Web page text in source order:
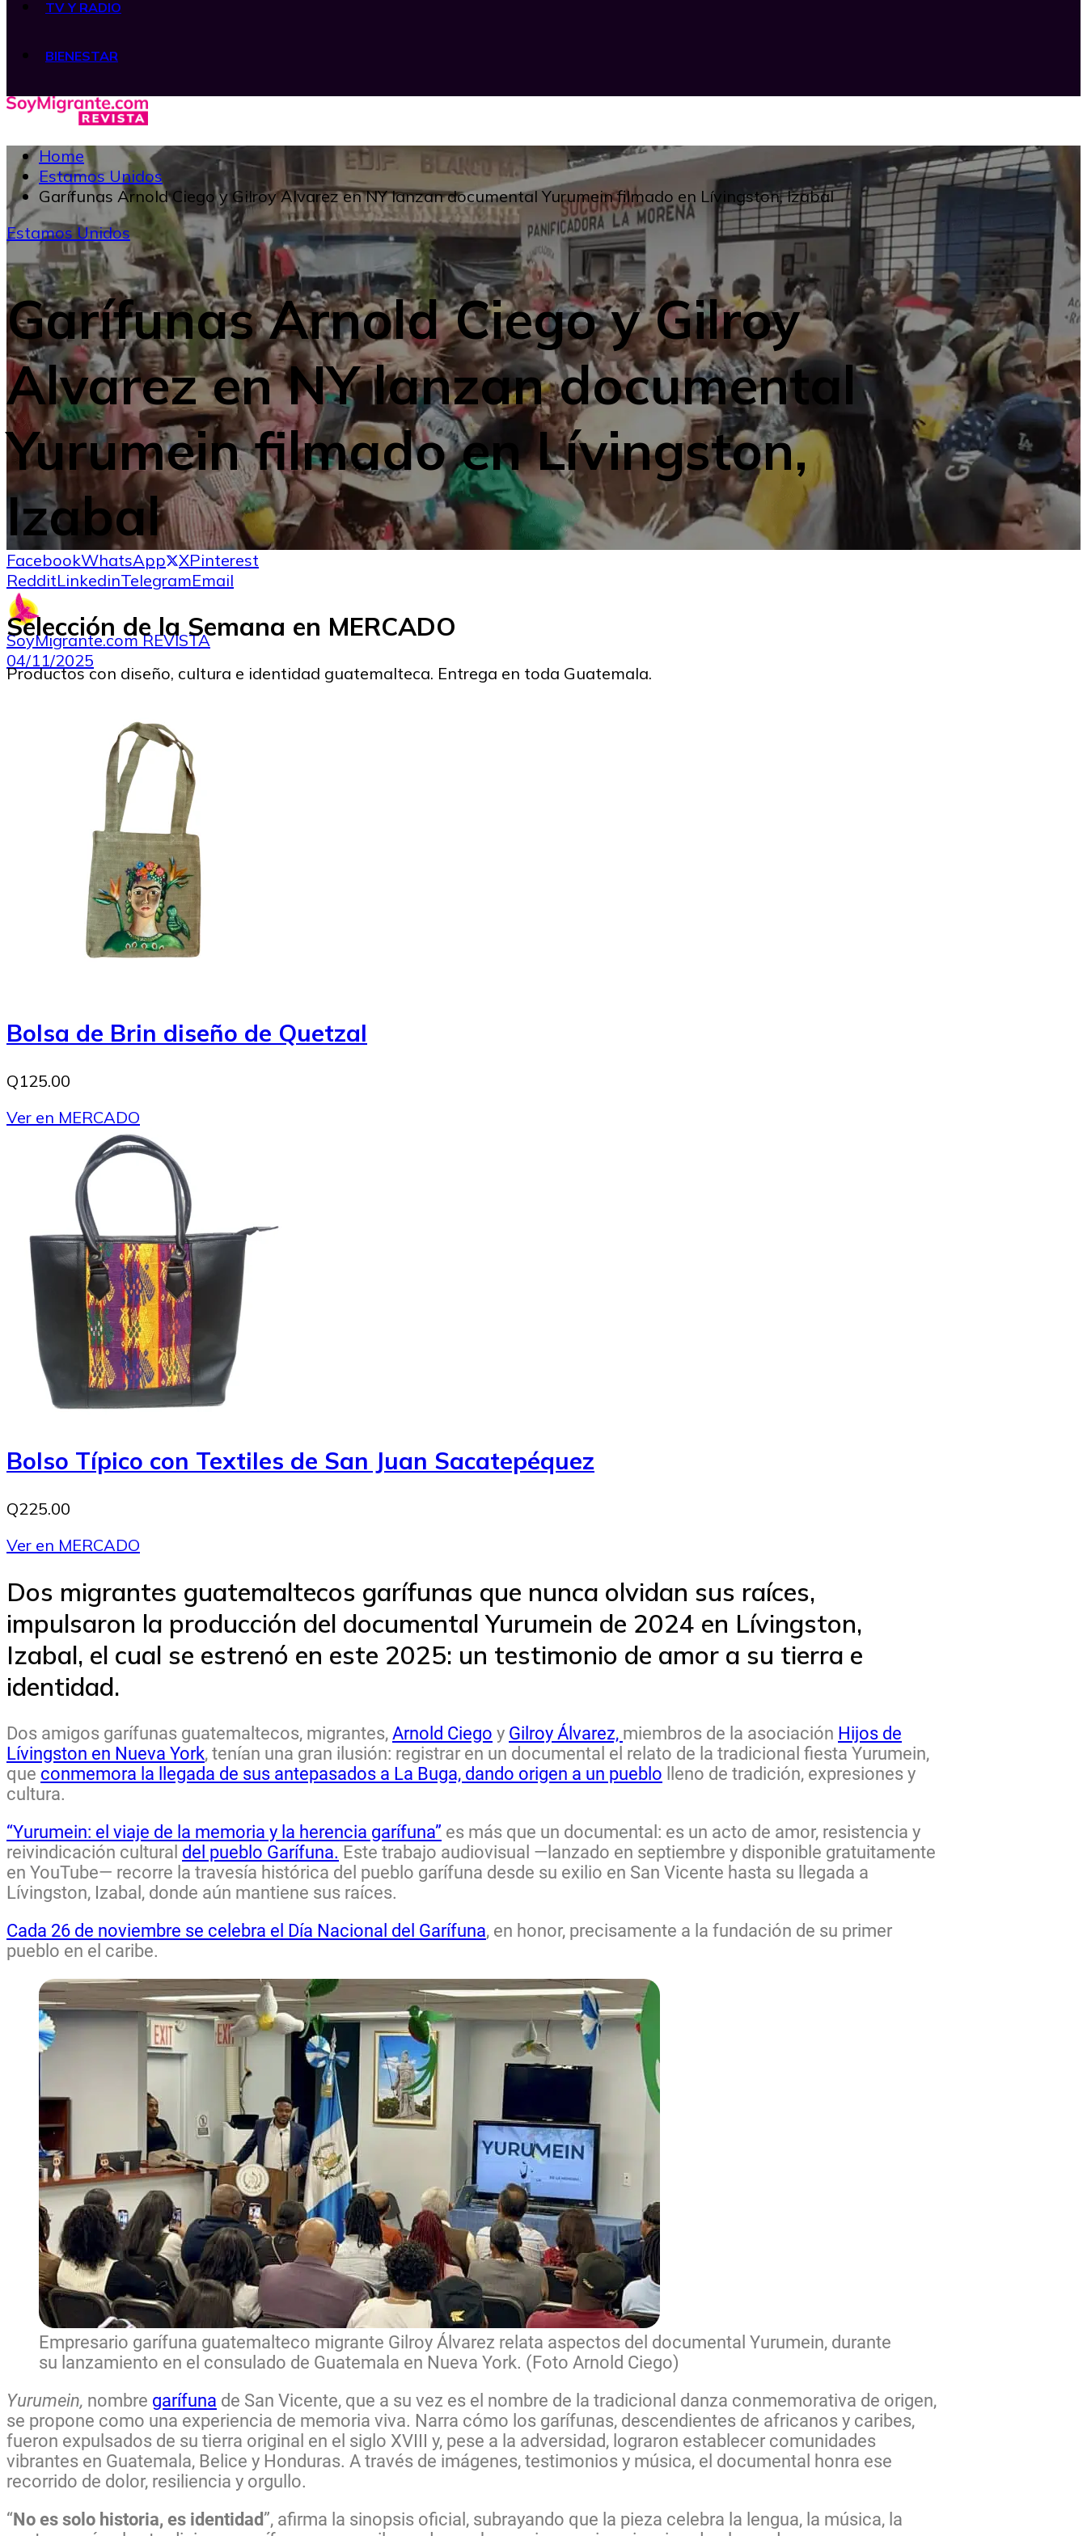
TV Y RADIO
BIENESTAR
Home
Estamos Unidos
Garífunas Arnold Ciego y Gilroy Alvarez en NY lanzan documental Yurumein filmado en Lívingston, Izabal
Estamos Unidos
Garífunas Arnold Ciego y Gilroy
Alvarez en NY lanzan documental
Yurumein filmado en Lívingston,
Izabal
SoyMigrante.com REVISTA
04/11/2025
FacebookWhatsApp XPinterest
RedditLinkedinTelegramEmail
Selección de la Semana en MERCADO
Productos con diseño, cultura e identidad guatemalteca. Entrega en toda Guatemala.
Bolsa de Brin diseño de Quetzal
Q125.00
Ver en MERCADO
Bolso Típico con Textiles de San Juan Sacatepéquez
Q225.00
Ver en MERCADO
Dos migrantes guatemaltecos garífunas que nunca olvidan sus raíces,
impulsaron la producción del documental Yurumein de 2024 en Lívingston,
Izabal, el cual se estrenó en este 2025: un testimonio de amor a su tierra e
identidad.
Dos amigos garífunas guatemaltecos, migrantes, Arnold Ciego y Gilroy Álvarez, miembros de la asociación Hijos de
Lívingston en Nueva York, tenían una gran ilusión: registrar en un documental el relato de la tradicional fiesta Yurumein,
que conmemora la llegada de sus antepasados a La Buga, dando origen a un pueblo lleno de tradición, expresiones y
cultura.
“Yurumein: el viaje de la memoria y la herencia garífuna” es más que un documental: es un acto de amor, resistencia y
reivindicación cultural del pueblo Garífuna. Este trabajo audiovisual —lanzado en septiembre y disponible gratuitamente
en YouTube— recorre la travesía histórica del pueblo garífuna desde su exilio en San Vicente hasta su llegada a
Lívingston, Izabal, donde aún mantiene sus raíces.
Cada 26 de noviembre se celebra el Día Nacional del Garífuna, en honor, precisamente a la fundación de su primer
pueblo en el caribe.
Empresario garífuna guatemalteco migrante Gilroy Álvarez relata aspectos del documental Yurumein, durante
su lanzamiento en el consulado de Guatemala en Nueva York. (Foto Arnold Ciego)
Yurumein, nombre garífuna de San Vicente, que a su vez es el nombre de la tradicional danza conmemorativa de origen,
se propone como una experiencia de memoria viva. Narra cómo los garífunas, descendientes de africanos y caribes,
fueron expulsados de su tierra original en el siglo XVIII y, pese a la adversidad, lograron establecer comunidades
vibrantes en Guatemala, Belice y Honduras. A través de imágenes, testimonios y música, el documental honra ese
recorrido de dolor, resiliencia y orgullo.
“No es solo historia, es identidad ”, afirma la sinopsis oficial, subrayando que la pieza celebra la lengua, la música, la